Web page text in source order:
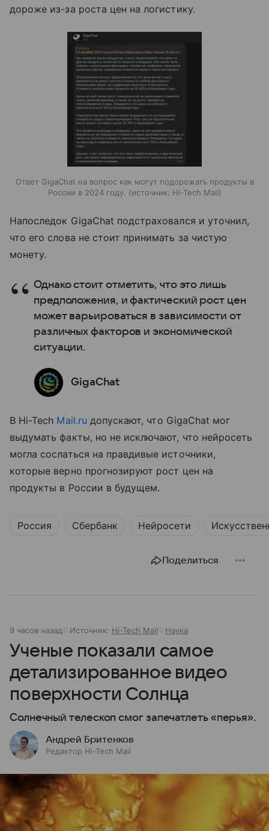
дороже из-за роста цен на логистику.
Ответ GigaChat на вопрос как могут подорожать продукты в
России в 2024 году.
источник: Hi-Tech Mail
Напоследок GigaChat подстраховался и уточнил,
что его слова не стоит принимать за чистую
монету.
Однако стоит отметить, что это лишь
предположения, и фактический рост цен
может варьироваться в зависимости от
различных факторов и экономической
ситуации.
GigaChat
В Hi-Tech Mail.ru допускают, что GigaChat мог
выдумать факты, но не исключают, что нейросеть
могла сослаться на правдивые источники,
которые верно прогнозируют рост цен на
продукты в России в будущем.
Россия Сбербанк Нейросети
Поделиться
9 часов назад Источник: Hi-Tech Mail Наука
Ученые показали самое
детализированное видео
поверхности Солнца
Солнечный телескоп смог запечатлеть «перья».
Андрей Бритенков
Редактор Hi-Tech Mail